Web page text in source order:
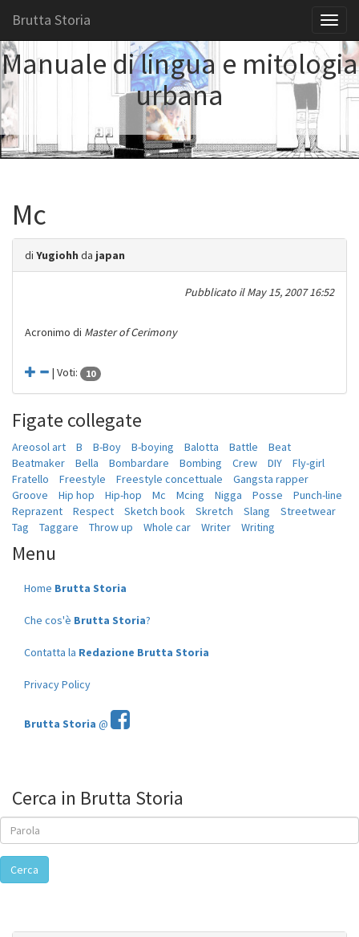
Brutta Storia
Manuale di lingua e mitologia
urbana
Mc
di Yugiohh da japan
Pubblicato ilMay 15, 2007 16:52
Acronimo di Master of Cerimony
| Voti: 10
Figate collegate
Areosol art B B-Boy B-boying Balotta Battle
Beat
Beatmaker
Bella Bombardare Bombing Crew DIY
Fly-girl
Fratello
Freestyle Freestyle concettuale
Gangsta rapper
Groove
Hip hop Hip-hop Mc Mcing Nigga Posse
Punch-line
Reprazent
Respect Sketch book Skretch Slang
Streetwear
Tag
Taggare Throw up Whole car Writer Writing
Menu
Home Brutta Storia
Che cos'è Brutta Storia?
Contatta la Redazione Brutta Storia
Privacy Policy
Brutta Storia @
Cerca in Brutta Storia
Cerca